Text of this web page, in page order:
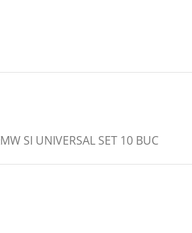
SI UNIVERSAL SET 10 BUC